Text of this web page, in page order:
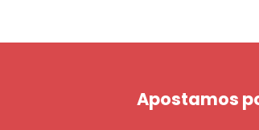
Apostamos